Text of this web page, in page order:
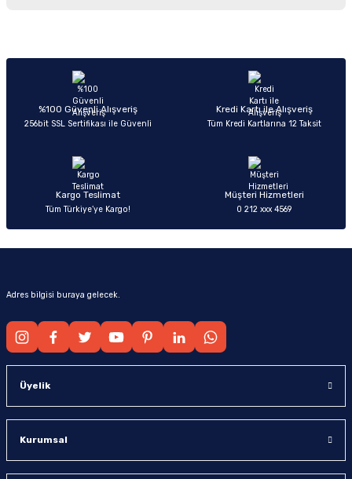
Ürün açıklamasında eksik bilgiler bulunuyor.
Ürün bilgilerinde hatalar bulunuyor.
Ürün fiyatı diğer sitelerden daha pahalı.
Sitemize ilk yorumu siz yapın!
%100 Güvenli Alışveriş
256bit SSL Sertifikası ile Güvenli
Kredi Kartı ile Alışveriş
Tüm Kredi Kartlarına 12 Taksit
Kargo Teslimat
Tüm Türkiye’ye Kargo!
Müşteri Hizmetleri
0 212 xxx 4569
Adres bilgisi buraya gelecek.
Üyelik
Kurumsal